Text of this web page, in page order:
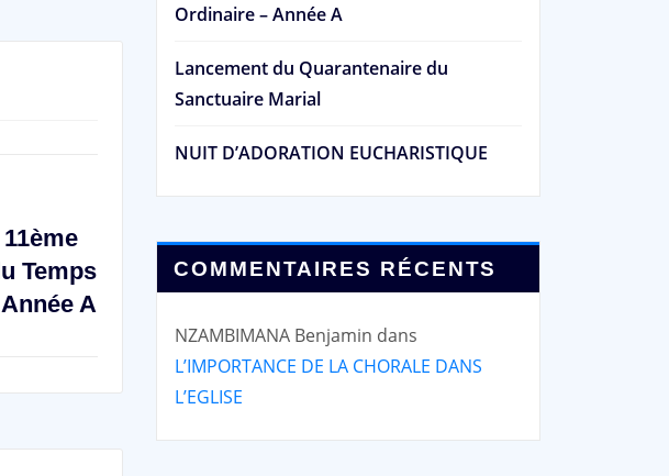
Homélie de la Solennité du
Saint Sacrement du corps
Ordinaire – Année A
Lancement du Quarantenaire du
Sanctuaire Marial
NUIT D’ADORATION EUCHARISTIQUE
COMMENTAIRES RÉCENTS
NZAMBIMANA Benjamin dans
L’IMPORTANCE DE LA CHORALE DANS
L’EGLISE